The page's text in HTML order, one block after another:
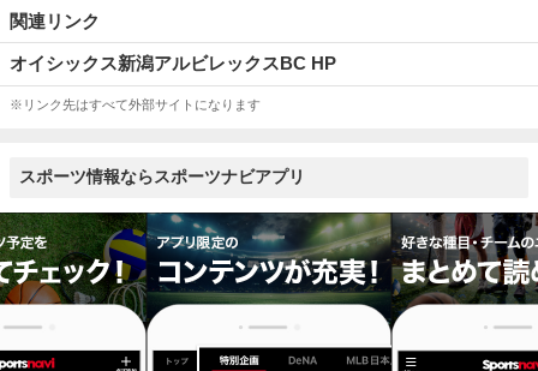
関連リンク
オイシックス新潟アルビレックスBC HP
※リンク先はすべて外部サイトになります
スポーツ情報ならスポーツナビアプリ